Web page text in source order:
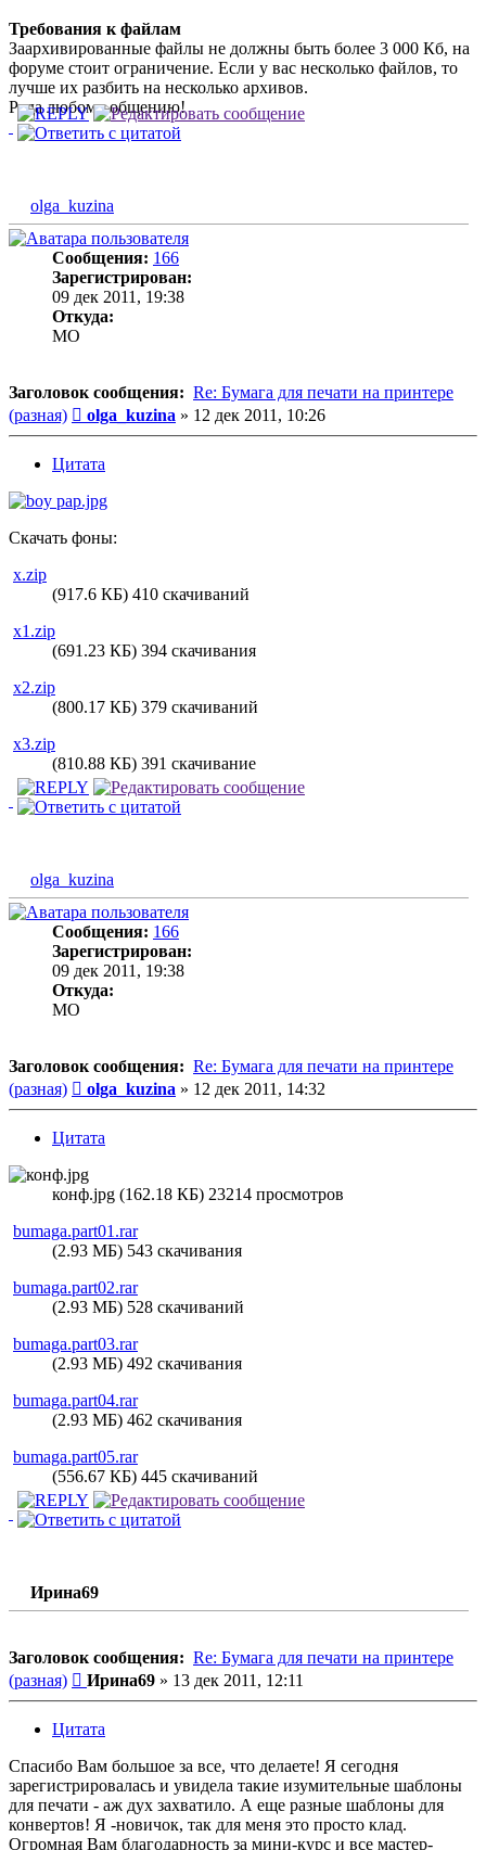
Требования к файлам
Заархивированные файлы не должны быть более 3 000 Кб, на
форуме стоит ограничение. Если у вас несколько файлов, то
лучше их разбить на несколько архивов.
Рада любому общению!
olga_kuzina
Сообщения: 166
Зарегистрирован:
09 дек 2011, 19:38
Откуда:
MO
Заголовок сообщения: Re: Бумага для печати на принтере
(разная)
Сообщение
olga_kuzina » 12 дек 2011, 10:26
Цитата
Скачать фоны:
x.zip
(917.6 КБ) 410 скачиваний
x1.zip
(691.23 КБ) 394 скачивания
x2.zip
(800.17 КБ) 379 скачиваний
x3.zip
(810.88 КБ) 391 скачивание
olga_kuzina
Сообщения: 166
Зарегистрирован:
09 дек 2011, 19:38
Откуда:
MO
Заголовок сообщения: Re: Бумага для печати на принтере
(разная)
Сообщение
olga_kuzina » 12 дек 2011, 14:32
Цитата
конф.jpg (162.18 КБ) 23214 просмотров
bumaga.part01.rar
(2.93 МБ) 543 скачивания
bumaga.part02.rar
(2.93 МБ) 528 скачиваний
bumaga.part03.rar
(2.93 МБ) 492 скачивания
bumaga.part04.rar
(2.93 МБ) 462 скачивания
bumaga.part05.rar
(556.67 КБ) 445 скачиваний
Ирина69
Заголовок сообщения: Re: Бумага для печати на принтере
(разная)
Сообщение
Ирина69 » 13 дек 2011, 12:11
Цитата
Спасибо Вам большое за все, что делаете! Я сегодня
зарегистрировалась и увидела такие изумительные шаблоны
для печати - аж дух захватило. А еще разные шаблоны для
конвертов! Я -новичок, так для меня это просто клад.
Огромная Вам благодарность за мини-курс и все мастер-